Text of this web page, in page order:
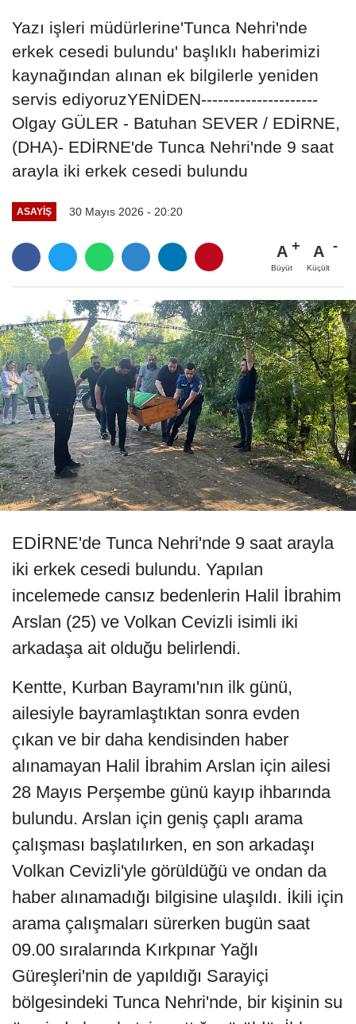
Yazı işleri müdürlerine'Tunca Nehri'nde
erkek cesedi bulundu' başlıklı haberimizi
kaynağından alınan ek bilgilerle yeniden
servis ediyoruzYENİDEN---------------------
Olgay GÜLER - Batuhan SEVER / EDİRNE,
(DHA)- EDİRNE'de Tunca Nehri'nde 9 saat
arayla iki erkek cesedi bulundu
ASAYIŞ 30 Mayıs 2026 - 20:20
A
Büyüt
A
Küçült
EDİRNE'de Tunca Nehri'nde 9 saat arayla
iki erkek cesedi bulundu. Yapılan
incelemede cansız bedenlerin Halil İbrahim
Arslan (25) ve Volkan Cevizli isimli iki
arkadaşa ait olduğu belirlendi.
Kentte, Kurban Bayramı'nın ilk günü,
ailesiyle bayramlaştıktan sonra evden
çıkan ve bir daha kendisinden haber
alınamayan Halil İbrahim Arslan için ailesi
28 Mayıs Perşembe günü kayıp ihbarında
bulundu. Arslan için geniş çaplı arama
çalışması başlatılırken, en son arkadaşı
Volkan Cevizli'yle görüldüğü ve ondan da
haber alınamadığı bilgisine ulaşıldı. İkili için
arama çalışmaları sürerken bugün saat
09.00 sıralarında Kırkpınar Yağlı
Güreşleri'nin de yapıldığı Sarayiçi
bölgesindeki Tunca Nehri'nde, bir kişinin su